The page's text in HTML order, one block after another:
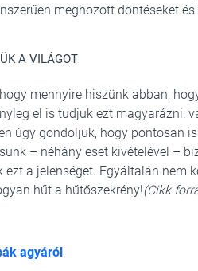
meghozott döntéseket
A VILÁGOT
mennyire hiszünk abban,
el is tudjuk ezt magyarázni:
úgy gondoljuk, hogy pontosan
– néhány eset kivételével –
a jelenséget. Egyáltalán nem
hűt a hűtőszekrény!(Cikk
agyáról